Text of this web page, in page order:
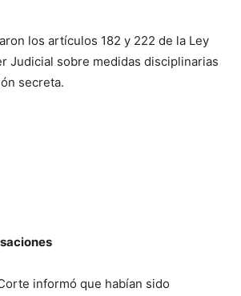
los artículos 182 y 222 de la Ley
Judicial sobre medidas disciplinarias
secreta.
informó que habían sido